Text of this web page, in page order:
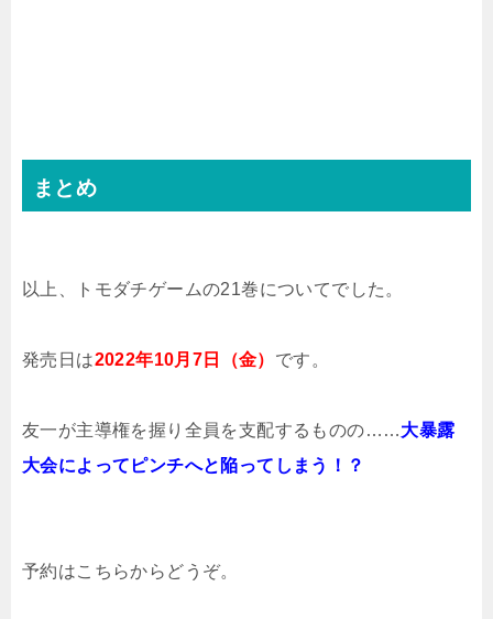
まとめ
以上、トモダチゲームの21巻についてでした。
発売日は2022年10月7日（金） です。
友一が主導権を握り全員を支配するものの……大暴露
大会によってピンチへと陥ってしまう！？
予約はこちらからどうぞ。